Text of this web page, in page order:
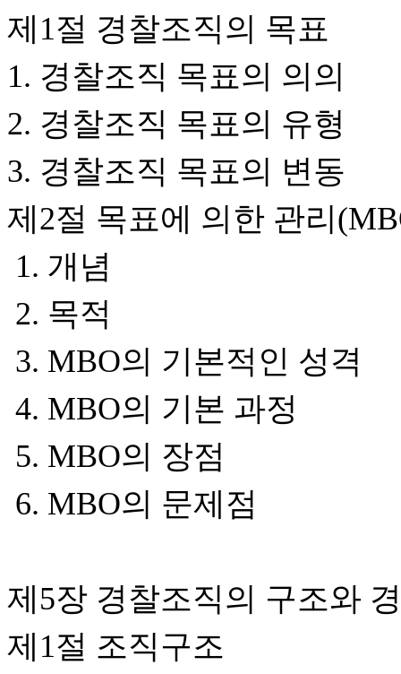
제1절 경찰조직의 목표
1. 경찰조직 목표의 의의
2. 경찰조직 목표의 유형
3. 경찰조직 목표의 변동
제2절 목표에 의한 관리
1. 개념
2. 목적
3. MBO의 기본적인 성격
4. MBO의 기본 과정
5. MBO의 장점
6. MBO의 문제점
제5장 경찰조직의 구조와
제1절 조직구조